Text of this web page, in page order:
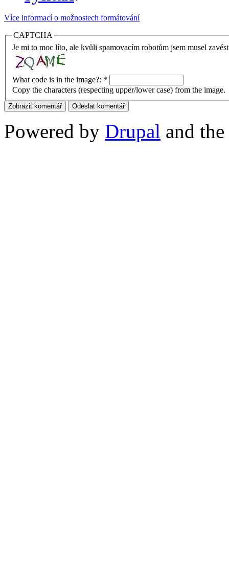
Více informací o možnostech formátování
CAPTCHA
Je mi to moc líto, ale kvůli spamovacím robotům jsem musel
What code is in the image?: *
Copy the characters (respecting upper/lower case) from the image.
Powered by Drupal and the